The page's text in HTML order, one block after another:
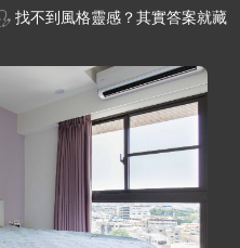
找不到風格靈感？其實答案就藏